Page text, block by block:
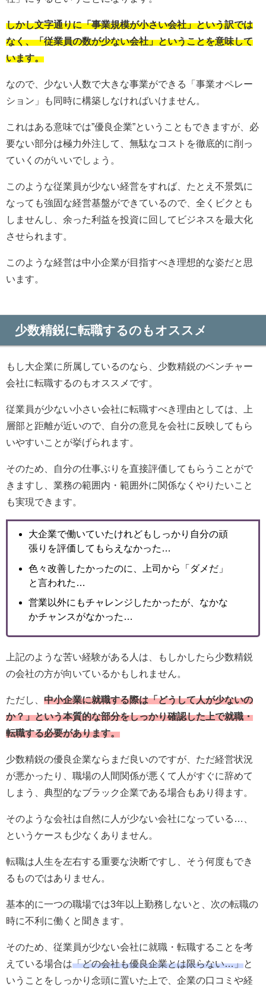
しかし文字通りに「事業規模が小さい会社」という訳では
なく、「従業員の数が少ない会社」ということを意味して
います。
なので、少ない人数で大きな事業ができる「事業オペレー
ション」も同時に構築しなければいけません。
これはある意味では”優良企業”ということもできますが、必
要ない部分は極力外注して、無駄なコストを徹底的に削っ
ていくのがいいでしょう。
このような従業員が少ない経営をすれば、たとえ不景気に
なっても強固な経営基盤ができているので、全くビクとも
しませんし、余った利益を投資に回してビジネスを最大化
させられます。
このような経営は中小企業が目指すべき理想的な姿だと思
います。
少数精鋭に転職するのもオススメ
もし大企業に所属しているのなら、少数精鋭のベンチャー
会社に転職するのもオススメです。
従業員が少ない小さい会社に転職すべき理由としては、上
層部と距離が近いので、自分の意見を会社に反映してもら
いやすいことが挙げられます。
そのため、自分の仕事ぶりを直接評価してもらうことがで
きますし、業務の範囲内・範囲外に関係なくやりたいこと
も実現できます。
大企業で働いていたけれどもしっかり自分の頑
張りを評価してもらえなかった…
色々改善したかったのに、上司から「ダメだ」
と言われた…
営業以外にもチャレンジしたかったが、なかな
かチャンスがなかった…
上記のような苦い経験がある人は、もしかしたら少数精鋭
の会社の方が向いているかもしれません。
ただし、 中小企業に就職する際は「どうして人が少ないの
か？」という本質的な部分をしっかり確認した上で就職・
転職する必要があります。
少数精鋭の優良企業ならまだ良いのですが、ただ経営状況
が悪かったり、職場の人間関係が悪くて人がすぐに辞めて
しまう、典型的なブラック企業である場合もあり得ます。
そのような会社は自然に人が少ない会社になっている…、
というケースも少なくありません。
転職は人生を左右する重要な決断ですし、そう何度もでき
るものではありません。
基本的に一つの職場では3年以上勤務しないと、次の転職の
時に不利に働くと聞きます。
そのため、従業員が少ない会社に就職・転職することを考
えている場合は「どの会社も優良企業とは限らない…」と
いうことをしっかり念頭に置いた上で、企業の口コミや経